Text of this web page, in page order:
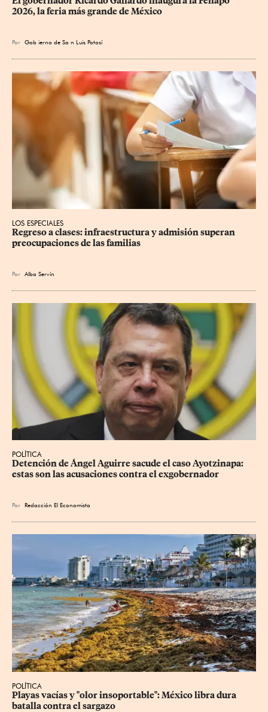
2026, la feria más grande de México
Por Gob ierno de Sa n Luis Potosí
LOS ESPECIALES
Regreso a clases: infraestructura y admisión superan
preocupaciones de las familias
Por Alba Servín
POLÍTICA
Detención de Ángel Aguirre sacude el caso Ayotzinapa:
estas son las acusaciones contra el exgobernador
Por Redacción El Economista
POLÍTICA
Playas vacías y "olor insoportable": México libra dura
batalla contra el sargazo